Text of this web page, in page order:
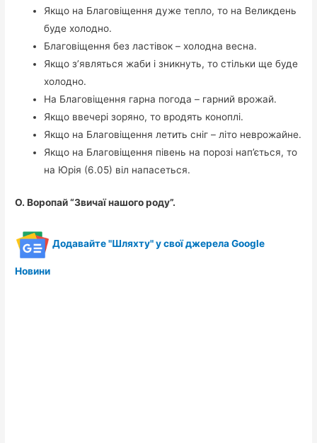
Якщо на Благовіщення дуже тепло, то на Великдень
буде холодно.
Благовіщення без ластівок – холодна весна.
Якщо з’являться жаби і зникнуть, то стільки ще буде
холодно.
На Благовіщення гарна погода – гарний врожай.
Якщо ввечері зоряно, то вродять коноплі.
Якщо на Благовіщення летить сніг – літо неврожайне.
Якщо на Благовіщення півень на порозі нап’ється, то
на Юрія (6.05) віл напасеться.
О. Воропай “Звичаї нашого роду”.
Додавайте "Шляхту" у свої джерела Google
Новини